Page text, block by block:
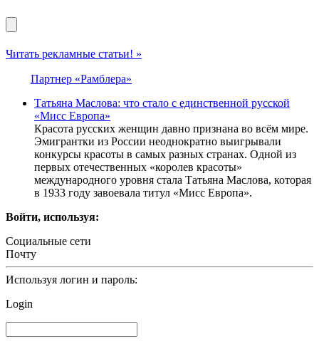
Читать рекламные статьи! »
Партнер «Рамблера»
Татьяна Маслова: что стало с единственной русской
«Мисс Европа»
Красота русских женщин давно признана во всём мире.
Эмигрантки из России неоднократно выигрывали
конкурсы красоты в самых разных странах. Одной из
первых отечественных «королев красоты»
международного уровня стала Татьяна Маслова, которая
в 1933 году завоевала титул «Мисс Европа».
Войти, используя:
Социальные сети
Почту
Используя логин и пароль:
Login